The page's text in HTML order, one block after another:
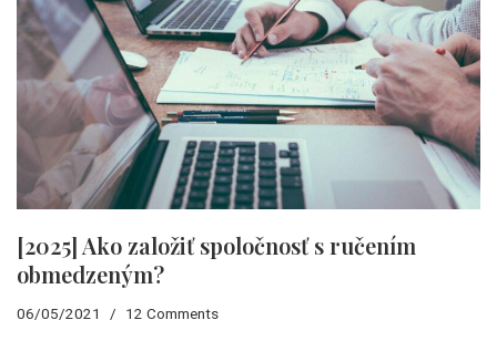
[2025] Ako založiť spoločnosť s ručením
obmedzeným?
06/05/2021 12 Comments